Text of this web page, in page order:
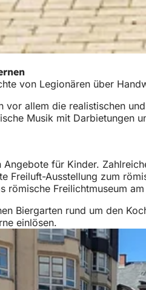
von Legionären über
vor allem die realistischen
Musik mit Darbietungen
für Kinder.
Freiluft-Ausstellung zum
römische Freilichtmuseum
Biergarten rund um den
einlösen.